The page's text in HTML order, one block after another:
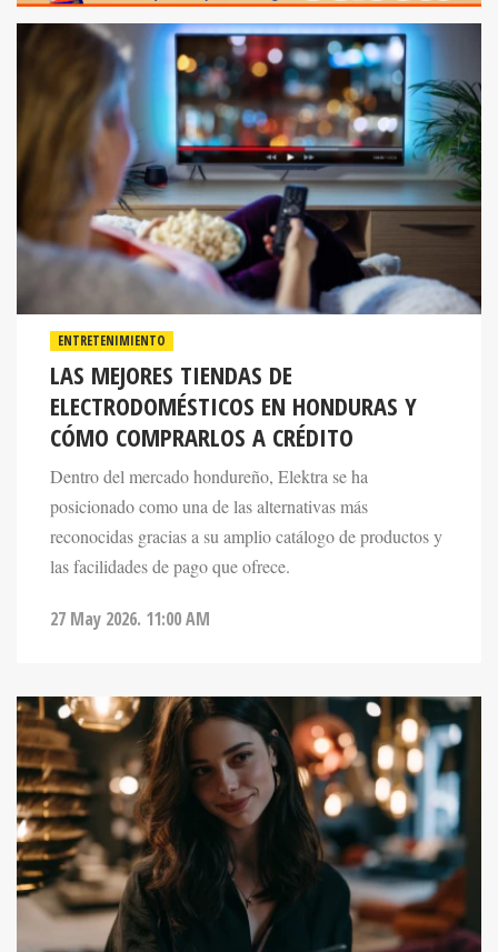
ENTRETENIMIENTO
LAS MEJORES TIENDAS DE
ELECTRODOMÉSTICOS EN HONDURAS Y
CÓMO COMPRARLOS A CRÉDITO
Dentro del mercado hondureño, Elektra se ha
posicionado como una de las alternativas más
reconocidas gracias a su amplio catálogo de productos y
las facilidades de pago que ofrece.
27 May 2026. 11:00 AM